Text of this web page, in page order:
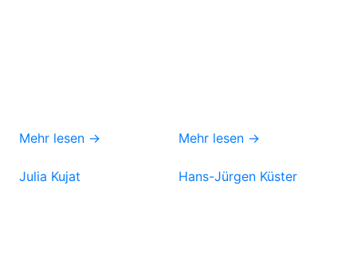
Mehr lesen → Mehr lesen →
Julia Kujat Hans-Jürgen Küster